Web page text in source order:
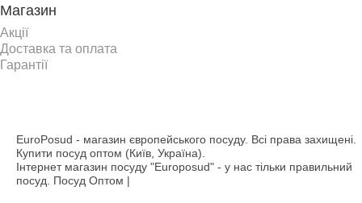
Магазин
Акції
Доставка та оплата
Гарантії
EuroPosud - магазин європейського посуду. Всі права захищені.
Купити посуд оптом (Київ, Україна).
Інтернет магазин посуду "Europosud" - у нас тільки правильний
посуд. Посуд Оптом |